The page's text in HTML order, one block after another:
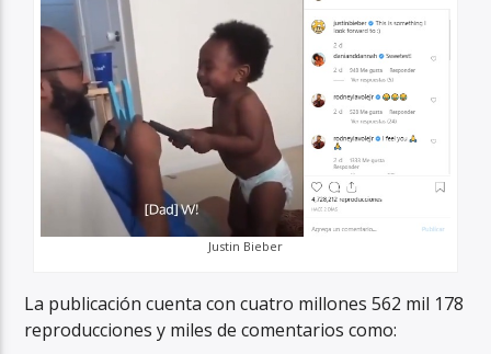
Justin Bieber
La publicación cuenta con cuatro millones 562 mil 178
reproducciones y miles de comentarios como: